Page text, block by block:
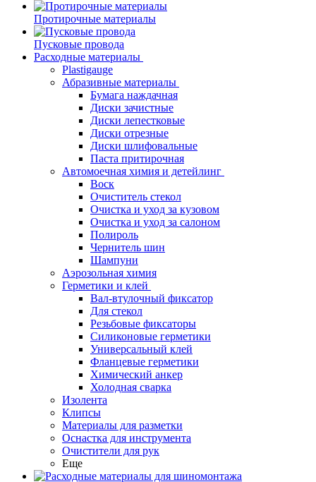
Протирочные материалы
Пусковые провода
Расходные материалы
Plastigauge
Абразивные материалы
Бумага наждачная
Диски зачистные
Диски лепестковые
Диски отрезные
Диски шлифовальные
Паста притирочная
Автомоечная химия и детейлинг
Воск
Очиститель стекол
Очистка и уход за кузовом
Очистка и уход за салоном
Полироль
Чернитель шин
Шампуни
Аэрозольная химия
Герметики и клей
Вал-втулочный фиксатор
Для стекол
Резьбовые фиксаторы
Силиконовые герметики
Универсальный клей
Фланцевые герметики
Химический анкер
Холодная сварка
Изолента
Клипсы
Материалы для разметки
Оснастка для инструмента
Очистители для рук
Еще